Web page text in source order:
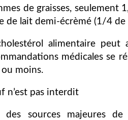
de graisses, seulement
de lait demi-écrèmé (1/4 de
alimentaire
médicales se
moins.
n’est pas interdit
des sources majeures